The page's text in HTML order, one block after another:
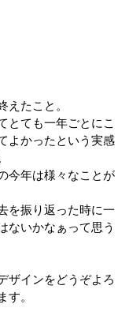
たこと。
とても一年ごとにこ
よかったという実感
今年は様々なことが
を振り返った時に一
ないかなぁって思う
ザインをどうぞよろ
。